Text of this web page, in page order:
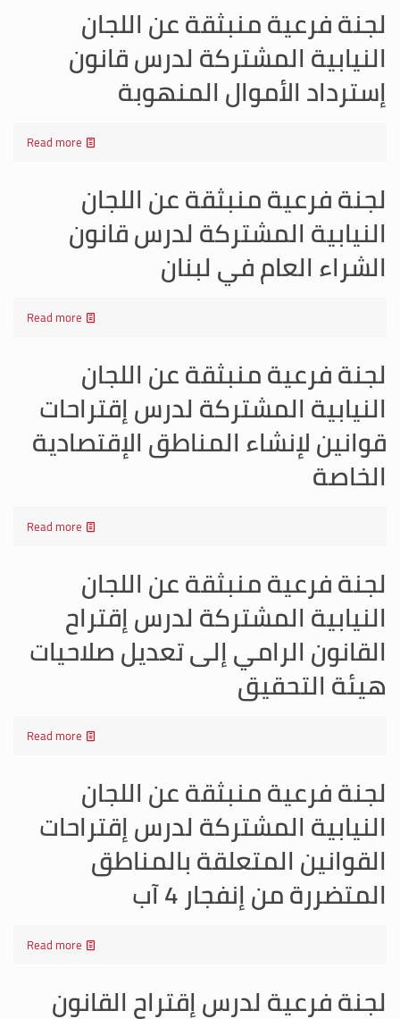
لجنة فرعية منبثقة عن اللجان
النيابية المشتركة لدرس قانون
إسترداد الأموال المنهوبة
Read more
لجنة فرعية منبثقة عن اللجان
النيابية المشتركة لدرس قانون
الشراء العام في لبنان
Read more
لجنة فرعية منبثقة عن اللجان
النيابية المشتركة لدرس إقتراحات
قوانين لإنشاء المناطق الإقتصادية
الخاصة
Read more
لجنة فرعية منبثقة عن اللجان
النيابية المشتركة لدرس إقتراح
القانون الرامي إلى تعديل صلاحيات
هيئة التحقيق
Read more
لجنة فرعية منبثقة عن اللجان
النيابية المشتركة لدرس إقتراحات
القوانين المتعلقة بالمناطق
المتضررة من إنفجار 4 آب
Read more
لجنة فرعية لدرس إقتراح القانون